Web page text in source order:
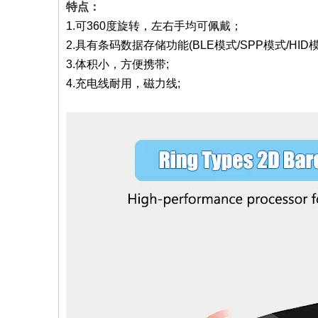
特点：
1.可360度旋转，左右手均可佩戴；
2.具有条码数据存储功能(BLE模式/SPP模式/HID
3.体积小，方便携带;
4.充电线耐用，磁力线;